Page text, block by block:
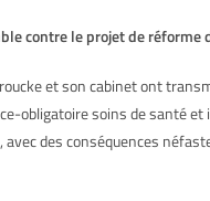
le projet de réforme
et son cabinet ont
obligatoire soins de santé
des conséquences